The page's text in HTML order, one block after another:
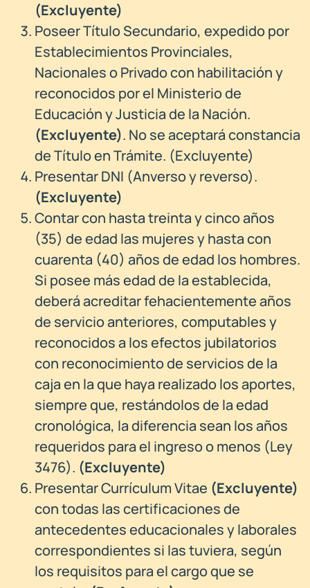
(Excluyente)
Poseer Título Secundario, expedido por
Establecimientos Provinciales,
Nacionales o Privado con habilitación y
reconocidos por el Ministerio de
Educación y Justicia de la Nación.
(Excluyente). No se aceptará constancia
de Título en Trámite. (Excluyente)
Presentar DNI (Anverso y reverso).
(Excluyente)
Contar con hasta treinta y cinco años
(35) de edad las mujeres y hasta con
cuarenta (40) años de edad los hombres.
Si posee más edad de la establecida,
deberá acreditar fehacientemente años
de servicio anteriores, computables y
reconocidos a los efectos jubilatorios
con reconocimiento de servicios de la
caja en la que haya realizado los aportes,
siempre que, restándolos de la edad
cronológica, la diferencia sean los años
requeridos para el ingreso o menos (Ley
3476). (Excluyente)
Presentar Currículum Vitae (Excluyente)
con todas las certificaciones de
antecedentes educacionales y laborales
correspondientes si las tuviera, según
los requisitos para el cargo que se